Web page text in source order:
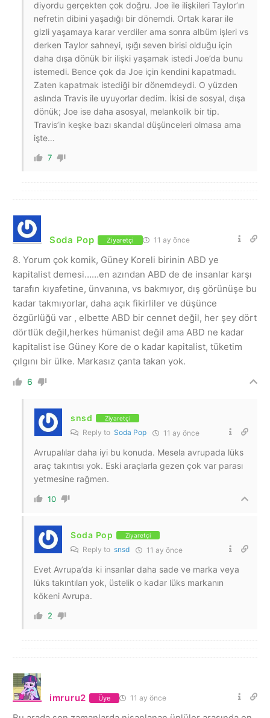
diyordu gerçekten çok doğru. Joe ile ilişkileri Taylor’ın
nefretin dibini yaşadığı bir dönemdi. Ortak karar ile
gizli yaşamaya karar verdiler ama sonra albüm işleri vs
derken Taylor sahneyi, ışığı seven birisi olduğu için
daha dışa dönük bir ilişki yaşamak istedi Joe’da bunu
istemedi. Bence çok da Joe için kendini kapatmadı.
Zaten kapatmak istediği bir dönemdeydi. O yüzden
aslında Travis ile uyuyorlar dedim. İkisi de sosyal, dışa
dönük; Joe ise daha asosyal, melankolik bir tip.
Travis’in keşke bazı skandal düşünceleri olmasa ama
işte…
7
Soda Pop Ziyaretçi 11 ay önce
8. Yorum çok komik, Güney Koreli birinin ABD ye
kapitalist demesi……en azından ABD de de insanlar karşı
tarafın kıyafetine, ünvanına, vs bakmıyor, dış görünüşe bu
kadar takmıyorlar, daha açık fikirliler ve düşünce
özgürlüğü var , elbette ABD bir cennet değil, her şey dört
dörtlük değil,herkes hümanist değil ama ABD ne kadar
kapitalist ise Güney Kore de o kadar kapitalist, tüketim
çılgını bir ülke. Markasız çanta takan yok.
6
snsd Ziyaretçi
Reply to Soda Pop 11 ay önce
Avrupalılar daha iyi bu konuda. Mesela avrupada lüks
araç takıntısı yok. Eski araçlarla gezen çok var parası
yetmesine rağmen.
10
Soda Pop Ziyaretçi
Reply to snsd 11 ay önce
Evet Avrupa’da ki insanlar daha sade ve marka veya
lüks takıntıları yok, üstelik o kadar lüks markanın
kökeni Avrupa.
2
imruru2 Üye 11 ay önce